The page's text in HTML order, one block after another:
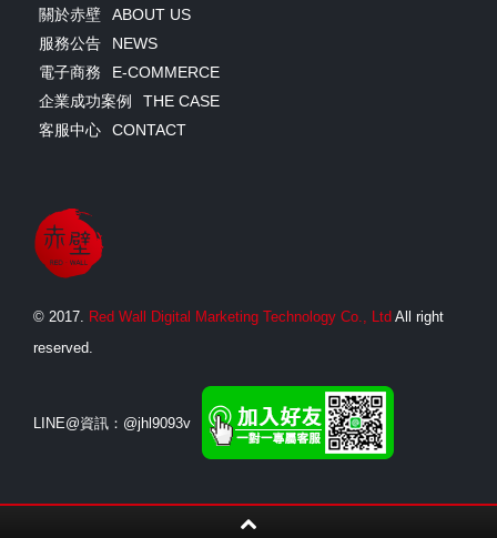
關於赤壁
ABOUT US
服務公告
NEWS
電子商務
E-COMMERCE
企業成功案例
THE CASE
客服中心
CONTACT
© 2017. Red Wall Digital Marketing Technology Co., Ltd All right
reserved.
LINE@資訊：​@jhl9093v